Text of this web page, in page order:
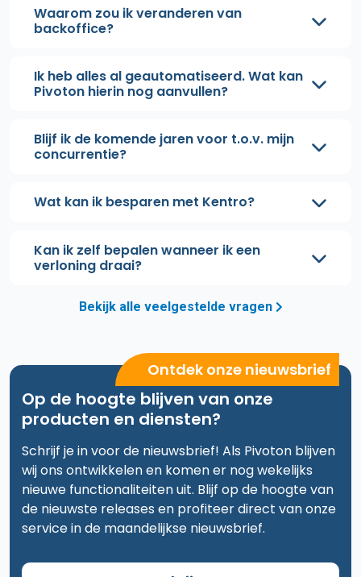
Waarom zou ik veranderen van
backoffice?
Ik heb alles al geautomatiseerd. Wat kan
Pivoton hierin nog aanvullen?
Blijf ik de komende jaren voor t.o.v. mijn
concurrentie?
Wat kan ik besparen met Kentro?
Kan ik zelf bepalen wanneer ik een
verloning draai?
Bekijk alle veelgestelde vragen
Ontdek onze nieuwsbrief
Op de hoogte blijven van onze
producten en diensten?
Schrijf je in voor de nieuwsbrief! Als Pivoton blijven
wij ons ontwikkelen en komen er nog wekelijks
nieuwe functionaliteiten uit. Blijf op de hoogte van
de nieuwste releases en profiteer direct van onze
service in de maandelijkse nieuwsbrief.